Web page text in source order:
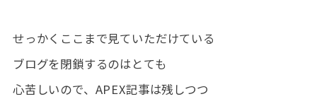
せっかくここまで見ていただけている
ブログを閉鎖するのはとても
心苦しいので、APEX記事は残しつつ